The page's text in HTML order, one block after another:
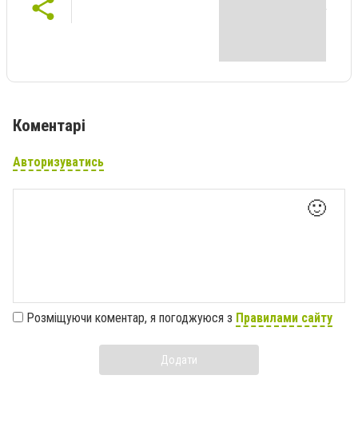
Коментарі
Авторизуватись
🙂
Розміщуючи коментар, я погоджуюся з Правилами сайту
Додати